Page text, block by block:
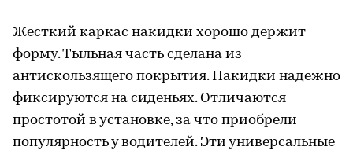
Жесткий каркас накидки хорошо держит
форму. Тыльная часть сделана из
антискользящего покрытия. Накидки надежно
фиксируются на сиденьях. Отличаются
простотой в установке, за что приобрели
популярность у водителей. Эти универсальные